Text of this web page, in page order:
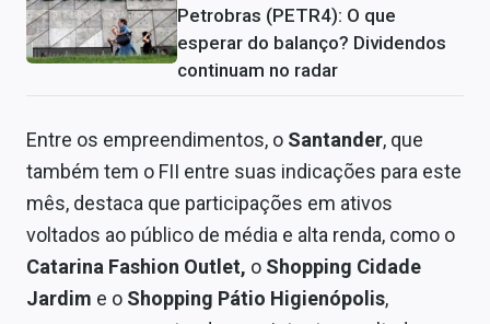
Petrobras (PETR4): O que
esperar do balanço? Dividendos
continuam no radar
Entre os empreendimentos, o Santander, que
também tem o FII entre suas indicações para este
mês, destaca que participações em ativos
voltados ao público de média e alta renda, como o
Catarina Fashion Outlet, o Shopping Cidade
Jardim e o Shopping Pátio Higienópolis,